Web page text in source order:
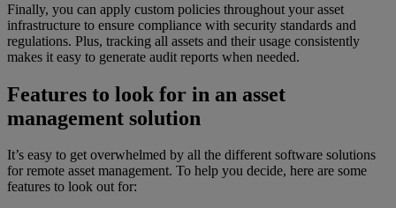
Finally, you can apply custom policies throughout your asset
infrastructure to ensure compliance with security standards and
regulations. Plus, tracking all assets and their usage consistently
makes it easy to generate audit reports when needed.
Features to look for in an asset
management solution
It’s easy to get overwhelmed by all the different software solutions
for remote asset management. To help you decide, here are some
features to look out for: